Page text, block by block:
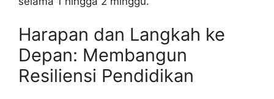
Harapan dan Langkah ke
Depan: Membangun
Resiliensi Pendidikan